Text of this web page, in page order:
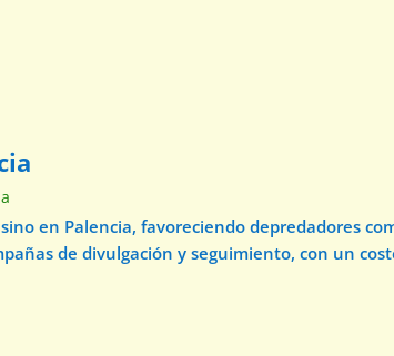
en Palencia, favoreciendo depredadores
de divulgación y seguimiento, con un